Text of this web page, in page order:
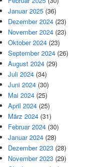
Januar 2025 (36)
Dezember 2024 (23)
November 2024 (23)
Oktober 2024 (23)
September 2024 (26)
August 2024 (29)
Juli 2024 (34)
Juni 2024 (30)
Mai 2024 (25)
April 2024 (25)
März 2024 (31)
Februar 2024 (30)
Januar 2024 (28)
Dezember 2023 (28)
November 2023 (29)